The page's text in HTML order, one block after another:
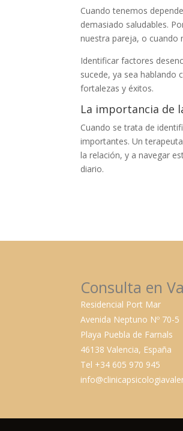
Cuando tenemos
demasiado saludables.
nuestra pareja, o cuando
Identificar factores
sucede, ya sea
fortalezas y éxitos.
La importancia de
Cuando se trata de
importantes. Un
la relación, y a navegar
diario.
Consulta en
Residencial Port Mar
Avenida Neptuno Nº 70-5
Playa Puebla de Farnals
46138 Valencia, España
Tel +34 605 970 945